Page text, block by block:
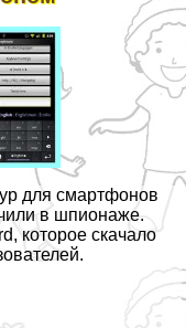
для смартфонов
в шпионаже.
которое скачало